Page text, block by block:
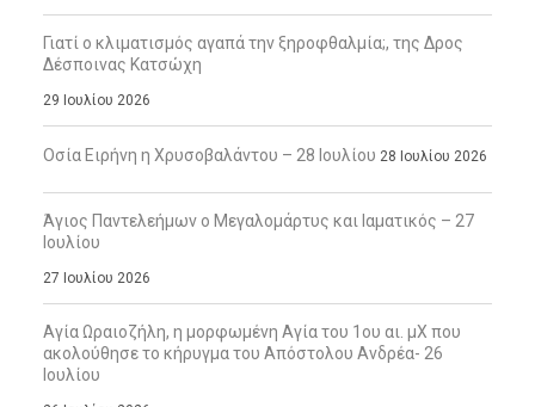
Γιατί ο κλιματισμός αγαπά την ξηροφθαλμία;, της Δρος
Δέσποινας Κατσώχη
29 Ιουλίου 2026
Οσία Ειρήνη η Χρυσοβαλάντου – 28 Ιουλίου 28 Ιουλίου 2026
Άγιος Παντελεήμων ο Μεγαλομάρτυς και Ιαματικός – 27
Ιουλίου
27 Ιουλίου 2026
Αγία Ωραιοζήλη, η μορφωμένη Αγία του 1ου αι. μΧ που
ακολούθησε το κήρυγμα του Απόστολου Ανδρέα- 26
Ιουλίου